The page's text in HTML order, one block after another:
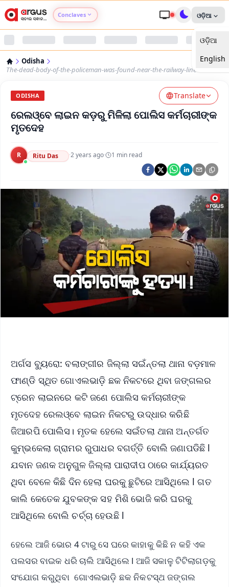
Conclaves
Argus Nari Shakti
Argus Health Connect
Argus Chalo Dekhein Apna Desh
ଓଡ଼ିଆ
ଓଡ଼ିଆ
English
Odisha
The-dead-body-of-the-policeman-was-found-near-the-railway-line
ODISHA Translate
ରେଲଓ୍ବେ ଲାଇନ କଡ଼ରୁ ମିଳିଲା ପୋଲିସ କର୍ମଚାରୀଙ୍କ
ମୃତଦେହ
R Ritu Das ·2 years ago· 1 min read
ଅର୍ଗସ ବ୍ୟୁରୋ: ବଲାଙ୍ଗୀର ଜିଲ୍ଲା ସଇଁନ୍ତଲା ଥାନା ବଡ଼ମାଳ
ଫାଣ୍ଡି ସ୍ଥିତ ଗୋଏଲଭାଡ଼ି ଛକ ନିକଟରେ ଥିବା ଜଙ୍ଗଲର
ଟ୍ରେନ ଲାଇନରେ କଟି ଜଣେ ପୋଲିସ କର୍ମଚାରୀଙ୍କ
ମୃତଦେହ ରେଲଓ୍ବେ ଲାଇନ ନିକଟରୁ ଉଦ୍ଧାର କରିଛି
ଜିଆରପି ପୋଲିସ। ମୃତକ ହେଲେ ସଇଁତଲା ଥାନା ଅନ୍ତର୍ଗତ
କୁମ୍ଭକେଲା ଗ୍ରାମର ରୁପାଧର ବଗର୍ତ୍ତି ବୋଲି ଜଣାପଡିଛି l
ଯବାନ ଜଣକ ଅନୁଗୁଳ ଜିଲ୍ଲା ପାରାଦୀପ ଠାରେ କାର୍ଯ୍ୟରତ
ଥିବା ବେଳେ କିଛି ଦିନ ହେଲା ଘରକୁ ଛୁଟିରେ ଆସିଥିଲେ l ଗତ
କାଲି କେତେକ ଯୁବକଙ୍କ ସହ ମିଶି ଭୋଜି କରି ଘରକୁ
ଆସିଥିଲେ ବୋଲି ଚର୍ଚ୍ଚା ହେଉଛି l
ହେଲେ ଆଜି ଭୋର 4 ଟାରୁ ସେ ଘରେ କାହାକୁ କିଛି ନ କହି ଏକ
ପଲସର ବାଇକ ଧରି ଚାଲି ଆସିଥିଲେ l ଆଜି ସକାଳୁ ଟିଟିଲାଗଡ଼କୁ
ସଂଯୋଗ କରୁଥିବା ଗୋଏଲଭାଡ଼ି ଛକ ନିକଟସ୍ଥ ଜଙ୍ଗଲ